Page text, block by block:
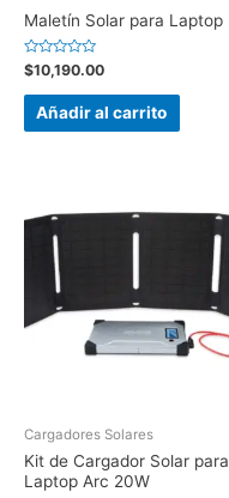
Maletín Solar para Laptop
Valorado
en
0
$10,190.00
Añadir al carrito
Cargadores Solares
Kit de Cargador Solar para
Laptop Arc 20W